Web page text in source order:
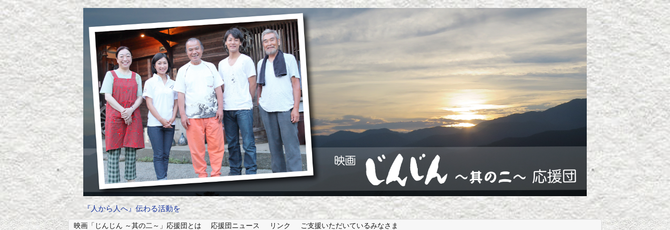
『人から人へ』伝わる活動を
映画「じんじん ～其の二～」応援団とは 応援団ニュース リンク ご支援いただいているみなさま